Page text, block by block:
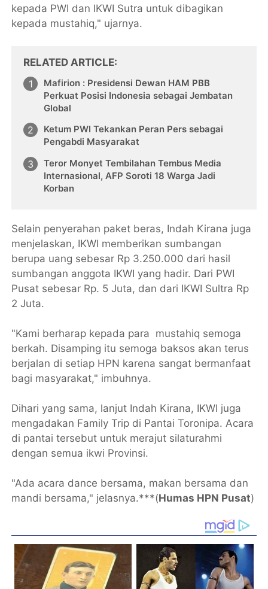
kepada PWI dan IKWI Sutra untuk dibagikan
kepada mustahiq," ujarnya.
RELATED ARTICLE
Mafirion : Presidensi Dewan HAM PBB
Perkuat Posisi Indonesia sebagai Jembatan
Global
Ketum PWI Tekankan Peran Pers sebagai
Pengabdi Masyarakat
Teror Monyet Tembilahan Tembus Media
Internasional, AFP Soroti 18 Warga Jadi
Korban
Selain penyerahan paket beras, Indah Kirana juga
menjelaskan, IKWI memberikan sumbangan
berupa uang sebesar Rp 3.250.000 dari hasil
sumbangan anggota IKWI yang hadir. Dari PWI
Pusat sebesar Rp. 5 Juta, dan dari IKWI Sultra Rp
2 Juta.
"Kami berharap kepada para mustahiq semoga
berkah. Disamping itu semoga baksos akan terus
berjalan di setiap HPN karena sangat bermanfaat
bagi masyarakat," imbuhnya.
Dihari yang sama, lanjut Indah Kirana, IKWI juga
mengadakan Family Trip di Pantai Toronipa. Acara
di pantai tersebut untuk merajut silaturahmi
dengan semua ikwi Provinsi.
"Ada acara dance bersama, makan bersama dan
mandi bersama," jelasnya.***(Humas HPN Pusat)